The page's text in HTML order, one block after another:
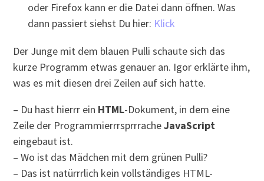
oder Firefox kann er die Datei dann öffnen. Was
dann passiert siehst Du hier: Klick
Der Junge mit dem blauen Pulli schaute sich das
kurze Programm etwas genauer an. Igor erklärte ihm,
was es mit diesen drei Zeilen auf sich hatte.
– Du hast hierrr ein HTML-Dokument, in dem eine
Zeile der ProgrammierrrsprrracheJavaScript
eingebaut ist.
– Wo ist das Mädchen mit dem grünen Pulli?
– Das ist natürrrlich kein vollständiges HTML-